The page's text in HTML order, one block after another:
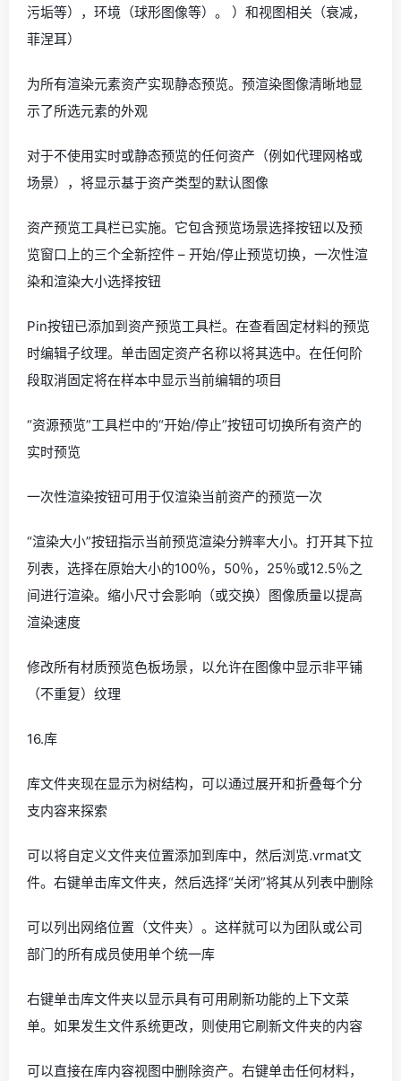
污垢等），环境（球形图像等）。 ）和视图相关（衰减，
菲涅耳）
为所有渲染元素资产实现静态预览。预渲染图像清晰地显
示了所选元素的外观
对于不使用实时或静态预览的任何资产（例如代理网格或
场景），将显示基于资产类型的默认图像
资产预览工具栏已实施。它包含预览场景选择按钮以及预
览窗口上的三个全新控件 – 开始/停止预览切换，一次性渲
染和渲染大小选择按钮
Pin按钮已添加到资产预览工具栏。在查看固定材料的预览
时编辑子纹理。单击固定资产名称以将其选中。在任何阶
段取消固定将在样本中显示当前编辑的项目
“资源预览”工具栏中的“开始/停止”按钮可切换所有资产的
实时预览
一次性渲染按钮可用于仅渲染当前资产的预览一次
“渲染大小”按钮指示当前预览渲染分辨率大小。打开其下拉
列表，选择在原始大小的100％，50％，25％或12.5％之
间进行渲染。缩小尺寸会影响（或交换）图像质量以提高
渲染速度
修改所有材质预览色板场景，以允许在图像中显示非平铺
（不重复）纹理
16.库
库文件夹现在显示为树结构，可以通过展开和折叠每个分
支内容来探索
可以将自定义文件夹位置添加到库中，然后浏览.vrmat文
件。右键单击库文件夹，然后选择“关闭”将其从列表中删除
可以列出网络位置（文件夹）。这样就可以为团队或公司
部门的所有成员使用单个统一库
右键单击库文件夹以显示具有可用刷新功能的上下文菜
单。如果发生文件系统更改，则使用它刷新文件夹的内容
可以直接在库内容视图中删除资产。右键单击任何材料，